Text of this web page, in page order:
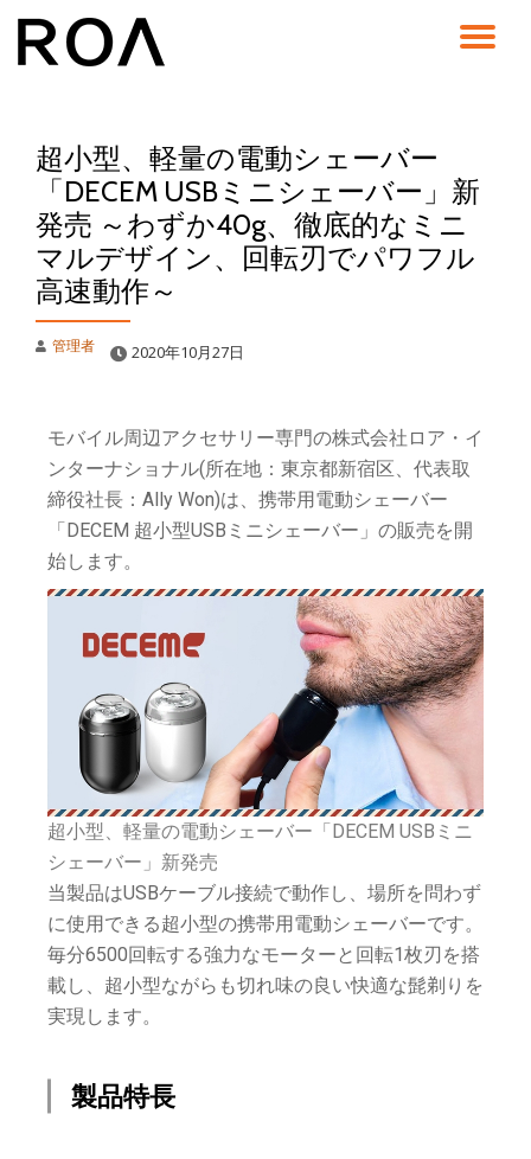
超小型、軽量の電動シェーバー
「DECEM USBミニシェーバー」新
発売 ～わずか40g、徹底的なミニ
マルデザイン、回転刃でパワフル
高速動作～
管理者 2020年10月27日
モバイル周辺アクセサリー専門の株式会社ロア・イ
ンターナショナル(所在地：東京都新宿区、代表取
締役社長：Ally Won)は、携帯用電動シェーバー
「DECEM 超小型USBミニシェーバー」の販売を開
始します。
超小型、軽量の電動シェーバー「DECEM USBミニ
シェーバー」新発売
当製品はUSBケーブル接続で動作し、場所を問わず
に使用できる超小型の携帯用電動シェーバーです。
毎分6500回転する強力なモーターと回転1枚刃を搭
載し、超小型ながらも切れ味の良い快適な髭剃りを
実現します。
製品特長